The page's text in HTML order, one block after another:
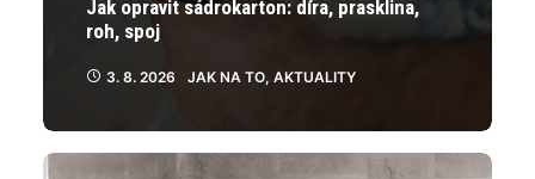
Jak opravit sádrokarton: díra, prasklina,
roh, spoj
3. 8. 2026 JAK NA TO, AKTUALITY